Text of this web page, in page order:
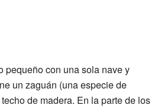
pequeño con una sola nave y
un zaguán (una especie de
de madera. En la parte de los